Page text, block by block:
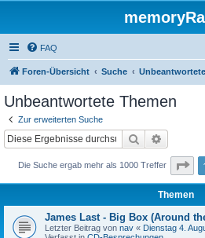
FAQ
Foren-Übersicht Suche
Unbeantwortete Themen
Zur erweiterten Suche
Suche
Die Suche ergab mehr als 1000 Treffer
Themen
James Last - Big Box (Around
Letzter Beitrag von nav « Dienstag 4.